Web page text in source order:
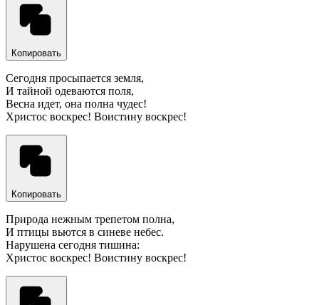
Копировать
Сегодня просыпается земля,
И тайной одеваются поля,
Весна идет, она полна чудес!
Христос воскрес! Воистину воскрес!
Копировать
Природа нежным трепетом полна,
И птицы вьются в синеве небес.
Нарушена сегодня тишина:
Христос воскрес! Воистину воскрес!